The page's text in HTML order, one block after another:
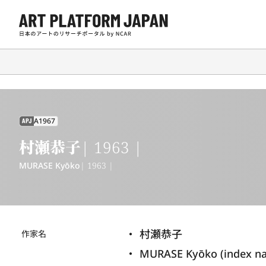
APJ A1967
村瀬恭子 | 1963 |
MURASE Kyōko | 1963 |
作家名
村瀬恭子
MURASE Kyōko (index